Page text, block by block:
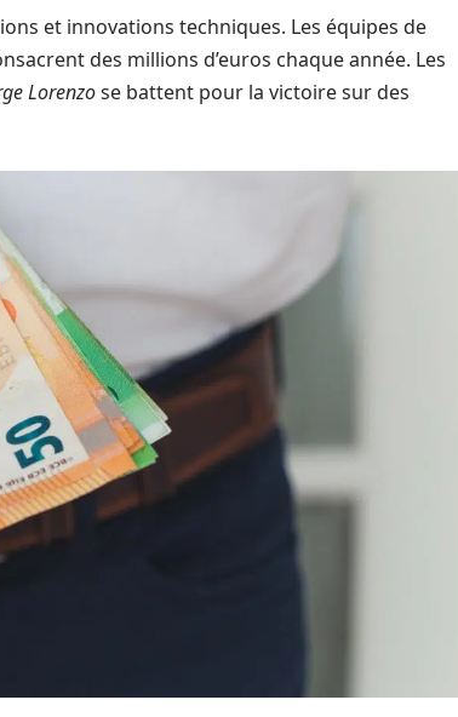
et innovations techniques. Les équipes de
des millions d’euros chaque année. Les
Lorenzose battent pour la victoire sur des